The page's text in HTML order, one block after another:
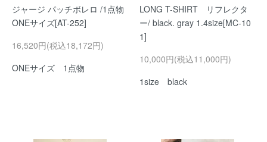
ジャージ パッチボレロ /1点物
ONEサイズ[AT-252]
16,520円(税込18,172円)
ONEサイズ 1点物
LONG T-SHIRT リフレクタ
ー/ black. gray 1.4size[MC-10
1]
10,000円(税込11,000円)
1size black